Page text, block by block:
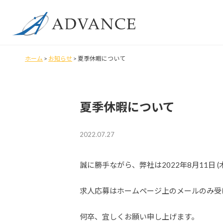
ホーム > お知らせ > 夏季休暇について
夏季休暇について
2022.07.27
誠に勝手ながら、弊社は2022年8月11日
求人応募はホームページ上のメールのみ
何卒、宜しくお願い申し上げます。